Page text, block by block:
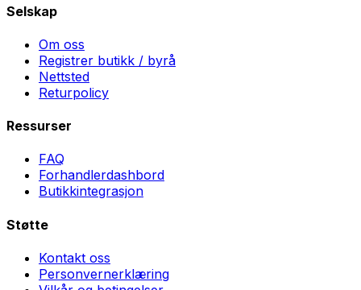
Selskap
Om oss
Registrer butikk / byrå
Nettsted
Returpolicy
Ressurser
FAQ
Forhandlerdashbord
Butikkintegrasjon
Støtte
Kontakt oss
Personvernerklæring